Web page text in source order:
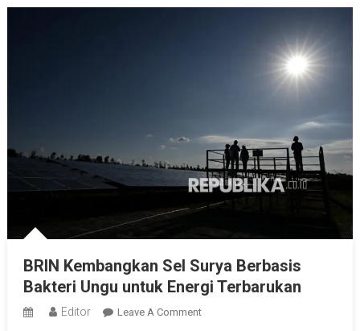
BRIN Kembangkan Sel Surya Berbasis
Bakteri Ungu untuk Energi Terbarukan
Editor Leave A CommentOn